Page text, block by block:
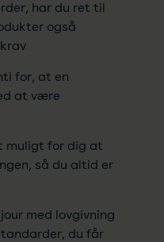
har du ret til
også
for, at en
at være
muligt for dig at
så du altid er
med lovgivning
du får